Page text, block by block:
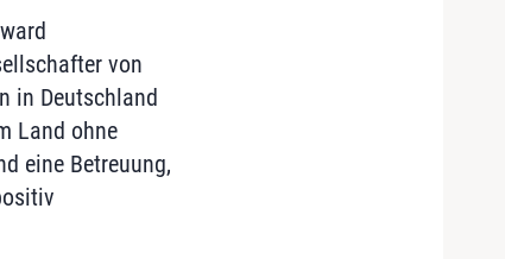
von
in Deutschland
Land ohne
eine Betreuung,